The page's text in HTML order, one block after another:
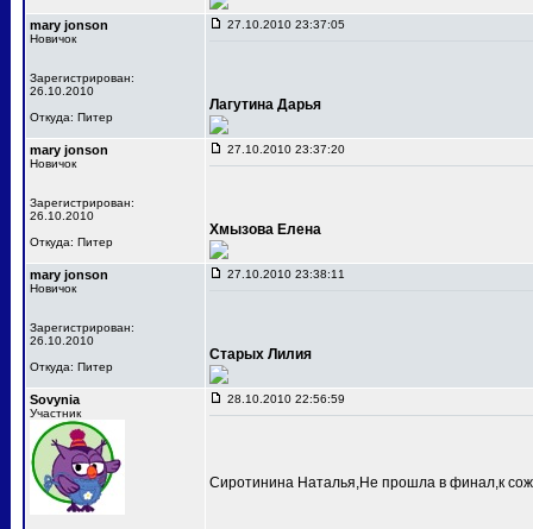
mary jonson
Новичок
Зарегистрирован:
26.10.2010
Откуда: Питер
27.10.2010 23:37:05
Лагутина Дарья
mary jonson
Новичок
Зарегистрирован:
26.10.2010
Откуда: Питер
27.10.2010 23:37:20
Хмызова Елена
mary jonson
Новичок
Зарегистрирован:
26.10.2010
Откуда: Питер
27.10.2010 23:38:11
Старых Лилия
Sovynia
Участник
28.10.2010 22:56:59
Сиротинина Наталья,Не прошла в финал,к